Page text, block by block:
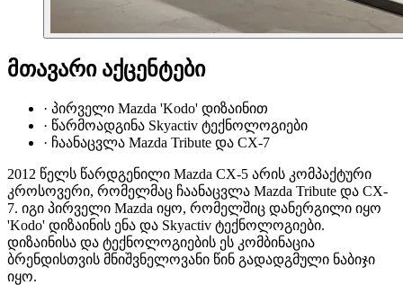
მთავარი აქცენტები
· პირველი Mazda 'Kodo' დიზაინით
· წარმოადგინა Skyactiv ტექნოლოგიები
· ჩაანაცვლა Mazda Tribute და CX-7
2012 წელს წარდგენილი Mazda CX-5 არის კომპაქტური
კროსოვერი, რომელმაც ჩაანაცვლა Mazda Tribute და CX-
7. იგი პირველი Mazda იყო, რომელშიც დანერგილი იყო
'Kodo' დიზაინის ენა და Skyactiv ტექნოლოგიები.
დიზაინისა და ტექნოლოგიების ეს კომბინაცია
ბრენდისთვის მნიშვნელოვანი წინ გადადგმული ნაბიჯი
იყო.